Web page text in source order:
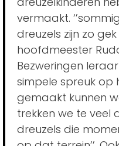
vermaakt.
dreuzels zijn zo gek
hoofdmeester
Bezweringen
simpele spreuk op
gemaakt kunnen
trekken we te
dreuzels die